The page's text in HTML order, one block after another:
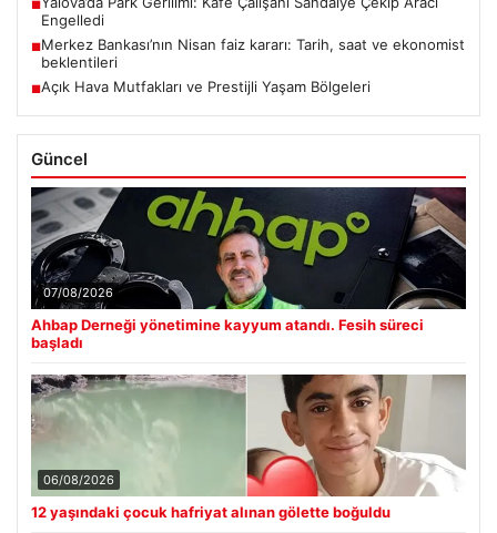
■
Engelledi
■Merkez Bankası’nın Nisan faiz kararı: Tarih, saat ve ekonomist
beklentileri
■Açık Hava Mutfakları ve Prestijli Yaşam Bölgeleri
Güncel
07/08/2026
Ahbap Derneği yönetimine kayyum atandı. Fesih süreci
başladı
06/08/2026
12 yaşındaki çocuk hafriyat alınan gölette boğuldu